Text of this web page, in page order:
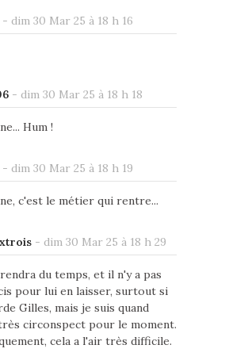
- dim 30 Mar 25 à 18 h 16
- dim 30 Mar 25 à 18 h 18
Hum !
- dim 30 Mar 25 à 18 h 19
c'est le métier qui rentre...
- dim 30 Mar 25 à 18 h 29
du temps, et il n'y a pas
pour lui en laisser, surtout si
Gilles, mais je suis quand
circonspect pour le moment.
cela a l'air très difficile.